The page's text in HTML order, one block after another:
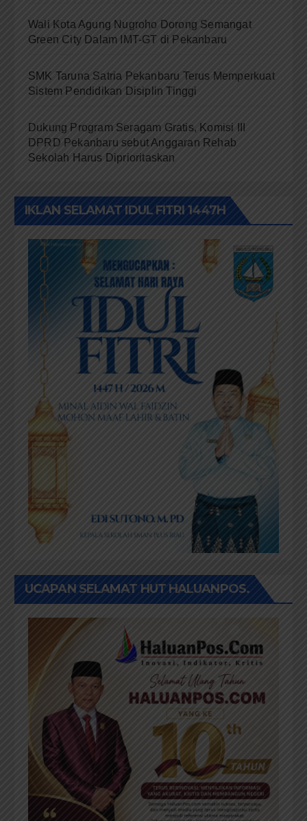
Wali Kota Agung Nugroho Dorong Semangat
Green City Dalam IMT-GT di Pekanbaru
SMK Taruna Satria Pekanbaru Terus Memperkuat
Sistem Pendidikan Disiplin Tinggi
Dukung Program Seragam Gratis, Komisi III
DPRD Pekanbaru sebut Anggaran Rehab
Sekolah Harus Diprioritaskan
IKLAN SELAMAT IDUL FITRI 1447H
UCAPAN SELAMAT HUT HALUANPOS.